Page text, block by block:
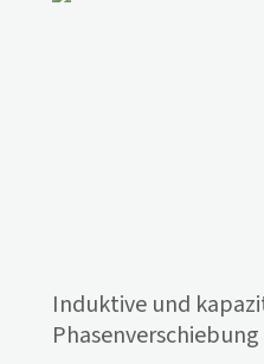
Induktive und
Phasenverschiebung